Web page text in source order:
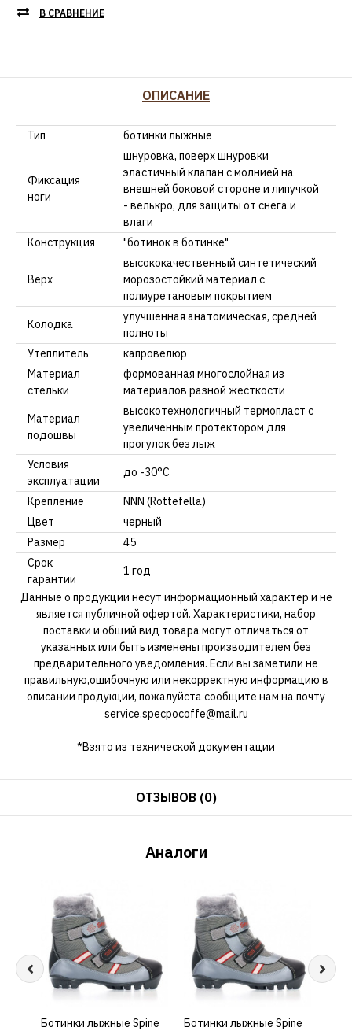
В СРАВНЕНИЕ
ОПИСАНИЕ
Тип ботинки лыжные
Фиксация
ноги
шнуровка, поверх шнуровки
эластичный клапан с молнией на
внешней боковой стороне и липучкой
- велькро, для защиты от снега и
влаги
Конструкция
"ботинок в ботинке"
Верх
высококачественный синтетический
морозостойкий материал с
полиуретановым покрытием
Колодка
улучшенная анатомическая, средней
полноты
Утеплитель
капровелюр
Материал
стельки
формованная многослойная из
материалов разной жесткости
Материал
подошвы
высокотехнологичный термопласт с
увеличенным протектором для
прогулок без лыж
Условия
эксплуатации
до -30°С
Крепление
NNN (Rottefella)
Цвет
черный
Размер
45
Срок
гарантии
1 год
Данные о продукции несут информационный характер и не
является публичной офертой. Характеристики, набор
поставки и общий вид товара могут отличаться от
указанных или быть изменены производителем без
предварительного уведомления. Если вы заметили не
правильную,ошибочную или некорректную информацию в
описании продукции, пожалуйста сообщите нам на почту
service.specpocoffe@mail.ru
*Взято из технической документации
ОТЗЫВОВ (0)
Аналоги
КУПИТЬ
Ботинки лыжные Spine
КУПИТЬ
Ботинки лыжные Spine